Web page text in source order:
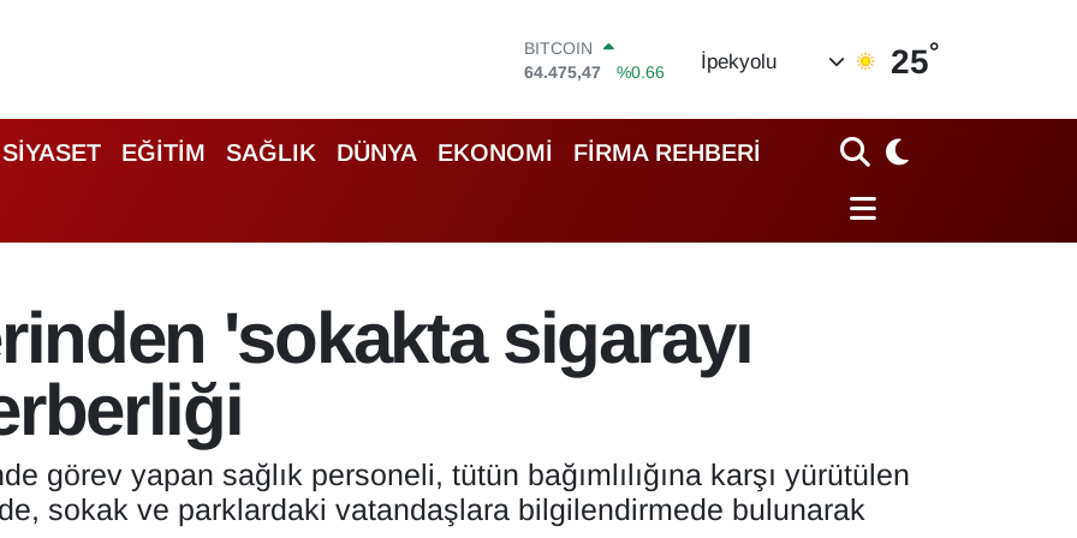
DOLAR
47,5971
%0.05
55,1336
%0.18
STERLİN
64,2534
%0.22
BİST100
64.475,47
İpekyolu 25°
SİYASET EĞİTİM SAĞLIK DÜNYA EKONOMİ FİRMA REHBERİ
'sokakta sigarayı
görev yapan sağlık personeli, tütün bağımlılığına karşı yürütülen
sokak ve parklardaki vatandaşlara bilgilendirmede bulunarak